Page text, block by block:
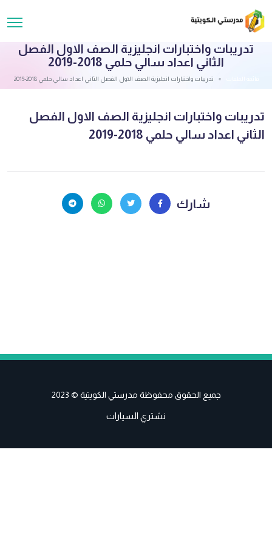
تدريبات واختبارات انجليزية الصف الاول الفصل
الثاني اعداد سالي حلمي 2018-2019
تدريبات واختبارات انجليزية الصف الاول الفصل الثاني اعداد سالي حلمي 2018-2019
تدريبات واختبارات انجليزية الصف الاول الفصل
الثاني اعداد سالي حلمي 2018-2019
شارك
جميع الحقوق محفوظة مدرستي الكويتية © 2023
نشتري السيارات